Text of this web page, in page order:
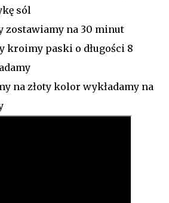
sól
zostawiamy na 30 minut
kroimy paski o długości 8
na złoty kolor wykładamy na